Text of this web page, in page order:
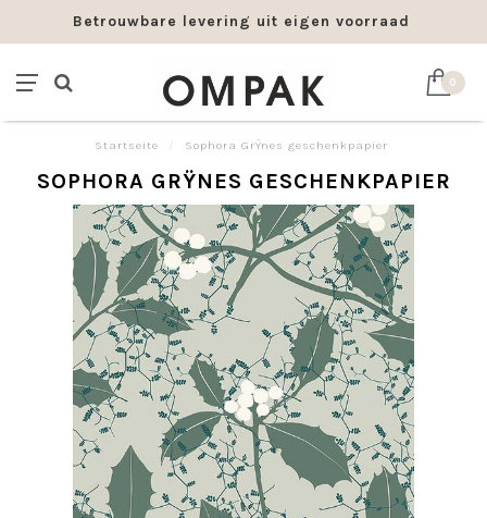
Betrouwbare levering uit eigen voorraad
0
Startseite Sophora GrŸnes geschenkpapier
SOPHORA GRŸNES GESCHENKPAPIER